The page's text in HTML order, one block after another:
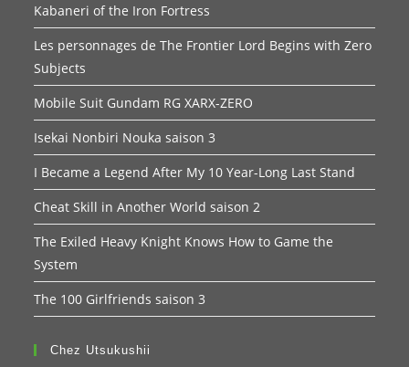
Kabaneri of the Iron Fortress
Les personnages de The Frontier Lord Begins with Zero
Subjects
Mobile Suit Gundam RG XARX-ZERO
Isekai Nonbiri Nouka saison 3
I Became a Legend After My 10 Year-Long Last Stand
Cheat Skill in Another World saison 2
The Exiled Heavy Knight Knows How to Game the
System
The 100 Girlfriends saison 3
Chez Utsukushii